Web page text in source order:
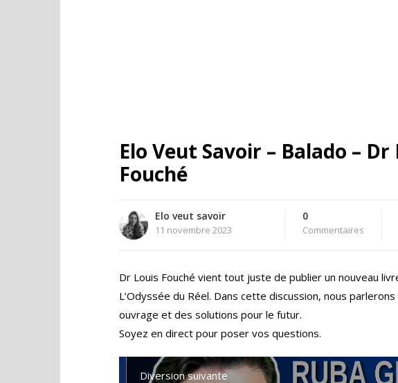
Elo Veut Savoir – Balado – Dr
Fouché
Elo veut savoir
11 novembre 2023
0
Commentaires
Dr Louis Fouché vient tout juste de publier un nouveau
L’Odyssée du Réel. Dans cette discussion, nous
ouvrage et des solutions pour le futur.
Soyez en direct pour poser vos questions.
Diversion suivante